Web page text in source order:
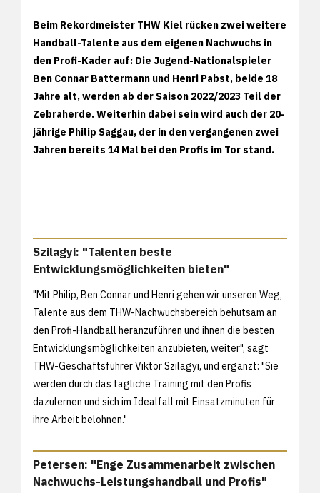
Beim Rekordmeister THW Kiel rücken zwei weitere
Handball-Talente aus dem eigenen Nachwuchs in
den Profi-Kader auf: Die Jugend-Nationalspieler
Ben Connar Battermann und Henri Pabst, beide 18
Jahre alt, werden ab der Saison 2022/2023 Teil der
Zebraherde. Weiterhin dabei sein wird auch der 20-
jährige Philip Saggau, der in den vergangenen zwei
Jahren bereits 14 Mal bei den Profis im Tor stand.
Szilagyi: "Talenten beste
Entwicklungsmöglichkeiten bieten"
"Mit Philip, Ben Connar und Henri gehen wir unseren Weg,
Talente aus dem THW-Nachwuchsbereich behutsam an
den Profi-Handball heranzuführen und ihnen die besten
Entwicklungsmöglichkeiten anzubieten, weiter", sagt
THW-Geschäftsführer Viktor Szilagyi, und ergänzt: "Sie
werden durch das tägliche Training mit den Profis
dazulernen und sich im Idealfall mit Einsatzminuten für
ihre Arbeit belohnen."
Petersen: "Enge Zusammenarbeit zwischen
Nachwuchs-Leistungshandball und Profis"